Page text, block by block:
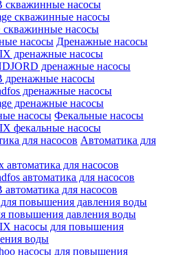
скважинные насосы
скважинные насосы
скважинные насосы
Дренажные насосы
дренажные насосы
дренажные насосы
дренажные насосы
дренажные насосы
дренажные насосы
Фекальные насосы
фекальные насосы
Автоматика для
автоматика для насосов
автоматика для насосов
для насосов
повышения давления воды
насосы для повышения
воды
насосы для повышения